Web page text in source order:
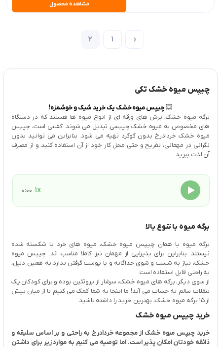
مشاهده محصول
‹
1
2
چیپس میوه خشک تکی
💥چیپس میوه خشک یک خرید شیک و خوشمزه!
برگه میوه خشک، برش های ورقه ای از انواع میوه ها هستند که در دستگاه
های مخصوص به میوه خشک چیپسی تبدیل می شوند. گفتنی است، چیپس
میوه خشک خردادرخ بدون گوگرد تهیه می شود. بنابراین می توانید بدون
نگرانی در مهمانی، تفریح و حتی محل کار خود از آن استفاده کنید و از مصرف
آن لذت ببرید.
1x
0:00
برگه میوه با تنوع بالا
برگه میوه یا همان چیپس میوه خشک، میوه های خرد یا شکسته شده
نیستند. بنابراین برای پذیرایی از مهمان نیز کاملا مناسب اند. چیپس میوه
خشک، نیاز به شست‌ و شوی جداگانه و یا پوست گرفتن ندارد به همین دلیل،
به راحتی قابل استفاده است.
از سوی دیگر، برگه های میوه خشک، سرشار از پروتئین بوده و برای کودکان یک
تنقلات سالم به حساب می آید! ما اینجا به شما کمک می کنیم تا از میان بیش
از 15 برگه میوه خشک، بهترین خرید را داشته باشید.
خرید چیپس میوه خشک
خرید چیپس میوه خشک از مجموعه خردادرخ به راحتی و بر اساس سلیقه و
ذائقه خودتان امکان پذیر است. اما توصیه می کنیم به موارد زیر برای داشتن